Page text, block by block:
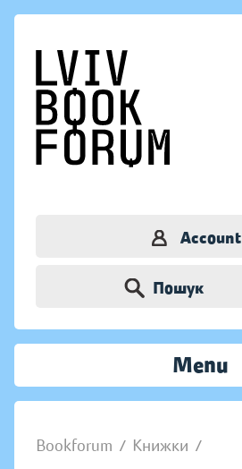
Account
Пошук
Menu
Bookforum / Книжки /